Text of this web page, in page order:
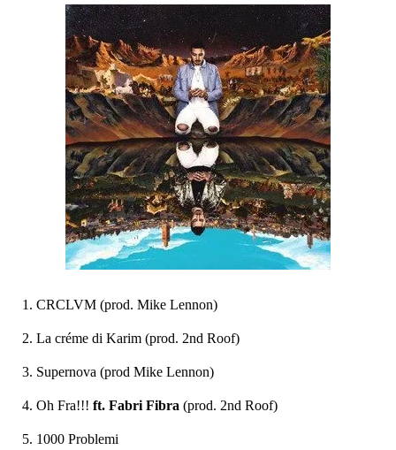
CRCLVM (prod. Mike Lennon)
La créme di Karim (prod. 2nd Roof)
Supernova (prod Mike Lennon)
Oh Fra!!! ft. Fabri Fibra (prod. 2nd Roof)
1000 Problemi